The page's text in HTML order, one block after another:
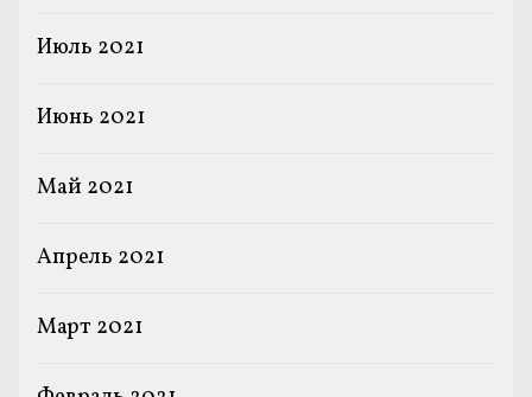
Июль 2021
Июнь 2021
Май 2021
Апрель 2021
Март 2021